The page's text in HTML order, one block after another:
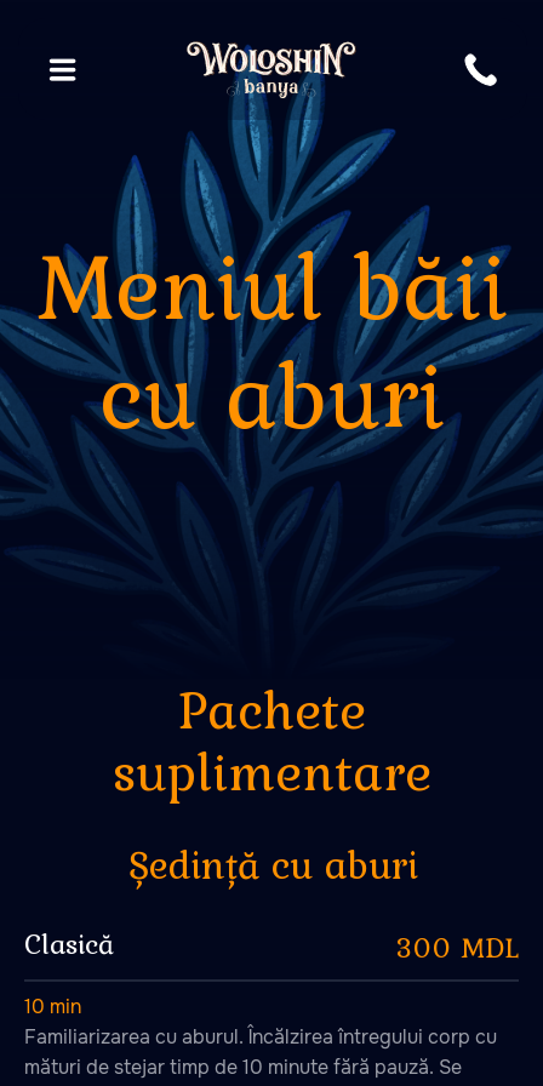
Meniul băii
cu aburi
Pachete
suplimentare
Clasică 300 MDL
10 min
Familiarizarea cu aburul. Încălzirea întregului corp cu
mături de stejar timp de 10 minute fără pauză. Se